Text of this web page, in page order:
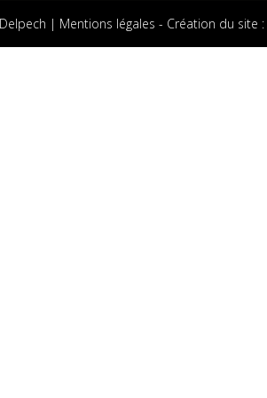
| Mentions légales - Création du site :